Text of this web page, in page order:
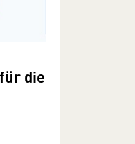
die